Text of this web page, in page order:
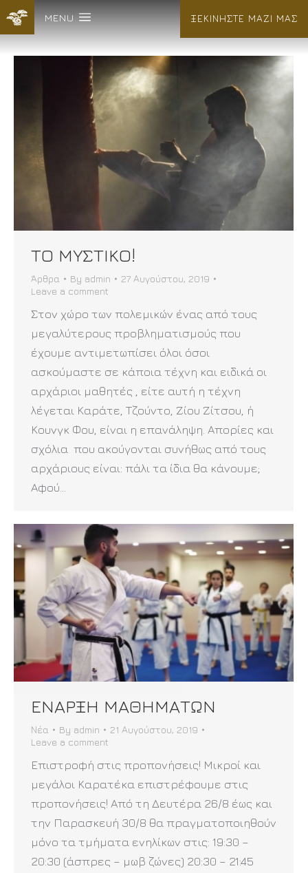
MENU ΞΕΚΙΝΗΣΤΕ ΜΑΖΙ ΜΑΣ
ΤΟ ΜΥΣΤΙΚΟ!
Άρθρα By admin
27 Αυγούστου, 2019
Leave a comment
Στον χώρο των πολεμικών ένας από τους
μεγαλύτερους προβληματισμούς που
έχουμε αντιμετωπίσει όλοι όσοι
ασκούμαστε σε κάποια τέχνη και ειδικά οι
αρχάριοι μαθητές , είτε αυτή η τέχνη
λέγεται Καράτε, Τζούντο, Ζίου Ζίτσου, ή
Κουνγκ Φου, είναι η επανάληψη. Απορίες και
σχόλια που ακούγονται συνήθως από τους
αρχάριους είναι: πάλι τα ίδια θα κάνουμε;
Αφού…
ΕΝΑΡΞΗ ΜΑΘΗΜΑΤΩΝ
Νέα By admin
21 Αυγούστου, 2019
Leave a comment
Επιστροφή στις προπονήσεις! Μικροί και
μεγάλοι Καρατέκα επιστρέφουμε στις
προπονήσεις! Από τη Δευτέρα 26/8 έως και
την Παρασκευή 30/8 θα πραγματοποιηθούν
μόνο τα τμήματα ενηλίκων στις: 19:30 –
20:30 (άσπρες – μωβ ζώνες) 20:30 – 21:45